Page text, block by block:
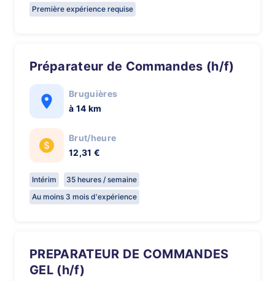
Première expérience requise
Préparateur de Commandes (h/f)
Bruguières
à 14 km
Brut/heure
12,31 €
Intérim
35 heures / semaine
Au moins 3 mois d'expérience
PREPARATEUR DE COMMANDES
GEL (h/f)